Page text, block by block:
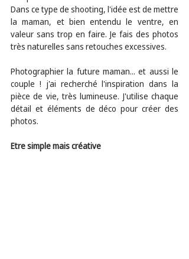
Dans ce type de shooting, l'idée est de mettre
la maman, et bien entendu le ventre, en
valeur sans trop en faire. Je fais des photos
très naturelles sans retouches excessives.
Photographier la future maman... et aussi le
couple ! j'ai recherché l'inspiration dans la
pièce de vie, très lumineuse. J'utilise chaque
détail et éléments de déco pour créer des
photos.
Etre simple mais créative